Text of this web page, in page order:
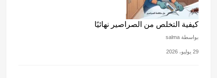
كيفية التخلص من الصراصير نهائيًا
بواسطة salma
29 يوليو، 2026